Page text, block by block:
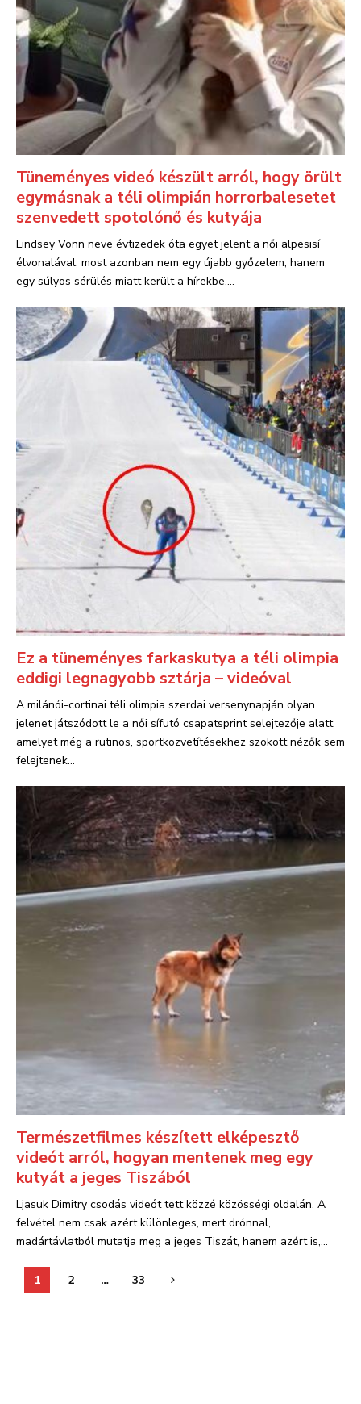
Tüneményes videó készült arról, hogy örült
egymásnak a téli olimpián horrorbalesetet
szenvedett spotolónő és kutyája
Lindsey Vonn neve évtizedek óta egyet jelent a női alpesisí
élvonalával, most azonban nem egy újabb győzelem, hanem
egy súlyos sérülés miatt került a hírekbe....
Ez a tüneményes farkaskutya a téli olimpia
eddigi legnagyobb sztárja – videóval
A milánói-cortinai téli olimpia szerdai versenynapján olyan
jelenet játszódott le a női sífutó csapatsprint selejtezője alatt,
amelyet még a rutinos, sportközvetítésekhez szokott nézők sem
felejtenek...
Természetfilmes készített elképesztő
videót arról, hogyan mentenek meg egy
kutyát a jeges Tiszából
Ljasuk Dimitry csodás videót tett közzé közösségi oldalán. A
felvétel nem csak azért különleges, mert drónnal,
madártávlatból mutatja meg a jeges Tiszát, hanem azért is,...
Bejegyzések
1 2 … 33